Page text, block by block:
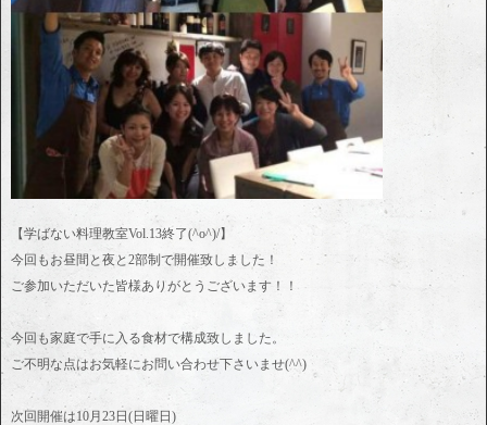
【学ばない料理教室Vol.13終了(^o^)/】
今回もお昼間と夜と2部制で開催致しました！
ご参加いただいた皆様ありがとうございます！！
今回も家庭で手に入る食材で構成致しました。
ご不明な点はお気軽にお問い合わせ下さいませ(^^)
次回開催は10月23日(日曜日)